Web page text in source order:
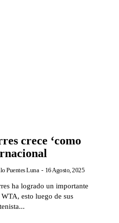
crece ‘como
Puentes Luna - 16 Agosto, 2025
ha logrado un importante
esto luego de sus